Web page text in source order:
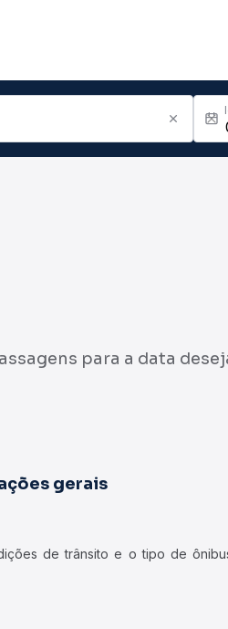
para a data
gerais
de trânsito e o tipo de